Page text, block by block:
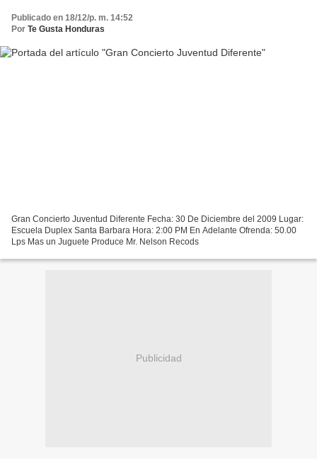
Publicado en 18/12/p. m. 14:52
Por Te Gusta Honduras
Gran Concierto Juventud Diferente Fecha: 30 De Diciembre del 2009 Lugar:
Escuela Duplex Santa Barbara Hora: 2:00 PM En Adelante Ofrenda: 50.00
Lps Mas un Juguete Produce Mr. Nelson Recods
Publicidad